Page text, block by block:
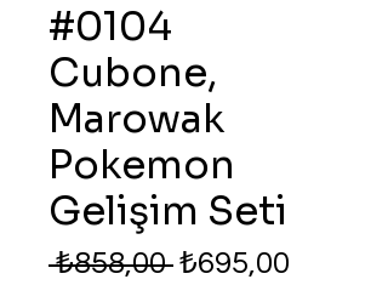
#0104
Cubone,
Marowak
Pokemon
Gelişim Seti
₺858,00 Normal
₺695,00